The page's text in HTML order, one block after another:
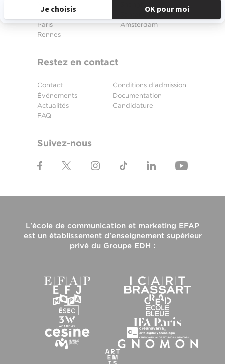
Montpellier
Paris
Rennes
Amsterdam
Restez en contact
Contact
Événements
Actualités
FAQ
Conditions d'admission
Documentation
Candidature
Suivez-nous
L'école de communication et marketing EFAP
est un établissement d'enseignement supérieur
privé du Groupe EDH :